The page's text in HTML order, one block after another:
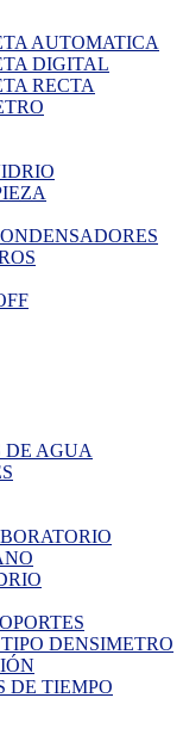
AUTOMATICA
DIGITAL
RECTA
DE AGUA
DENSIMETRO
DE TIEMPO